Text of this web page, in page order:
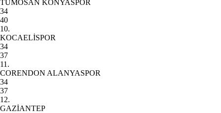
TÜMOSAN KONYASPOR
34
40
10.
KOCAELİSPOR
34
37
11.
CORENDON ALANYASPOR
34
37
12.
GAZİANTEP